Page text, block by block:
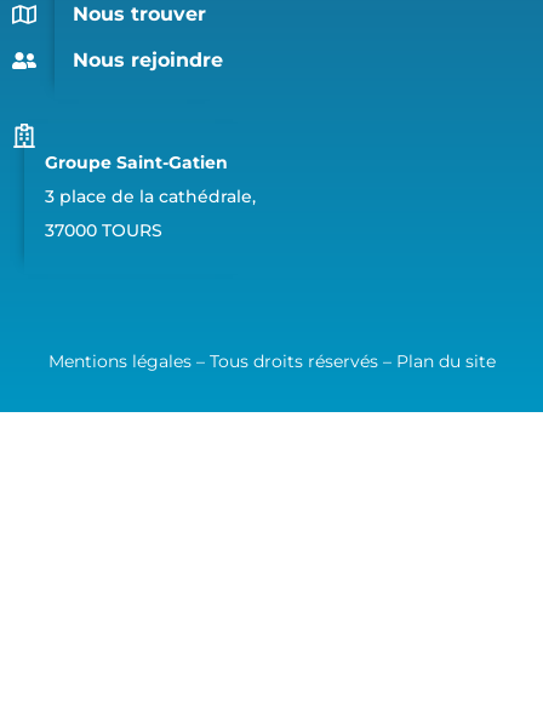
Nous trouver
Nous rejoindre
Groupe Saint-Gatien
3 place de la cathédrale,
37000 TOURS
Mentions légales – Tous droits réservés – Plan du site